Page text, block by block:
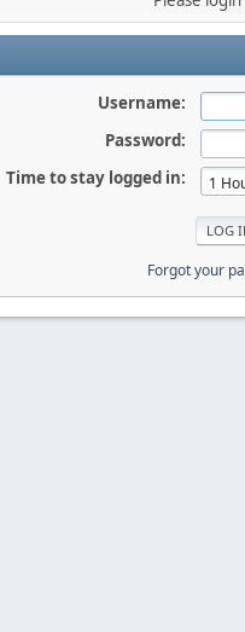
Username:
Password:
Time to stay logged in:
Forgot your